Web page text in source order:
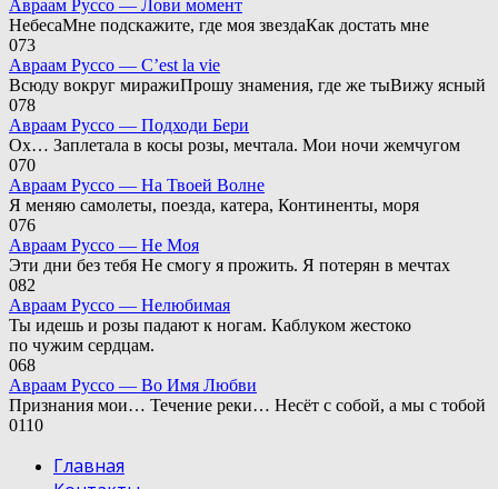
Авраам Руссо — Лови момент
НебесаМне подскажите, где моя звездаКак достать мне
073
Авраам Руссо — C’est la vie
Всюду вокруг миражиПрошу знамения, где же тыВижу ясный
078
Авраам Руссо — Подходи Бери
Ох… Заплетала в косы розы, мечтала. Мои ночи жемчугом
070
Авраам Руссо — На Твоей Волне
Я меняю самолеты, поезда, катера, Континенты, моря
076
Авраам Руссо — Не Моя
Эти дни без тебя Не смогу я прожить. Я потерян в мечтах
082
Авраам Руссо — Нелюбимая
Ты идешь и розы падают к ногам. Каблуком жестоко
по чужим сердцам.
068
Авраам Руссо — Во Имя Любви
Признания мои… Течение реки… Несёт с собой, а мы с тобой
0110
Главная